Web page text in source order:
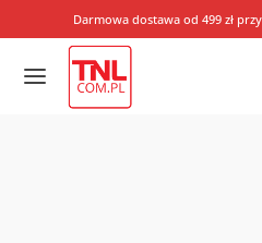
Darmowa dostawa od 499 zł